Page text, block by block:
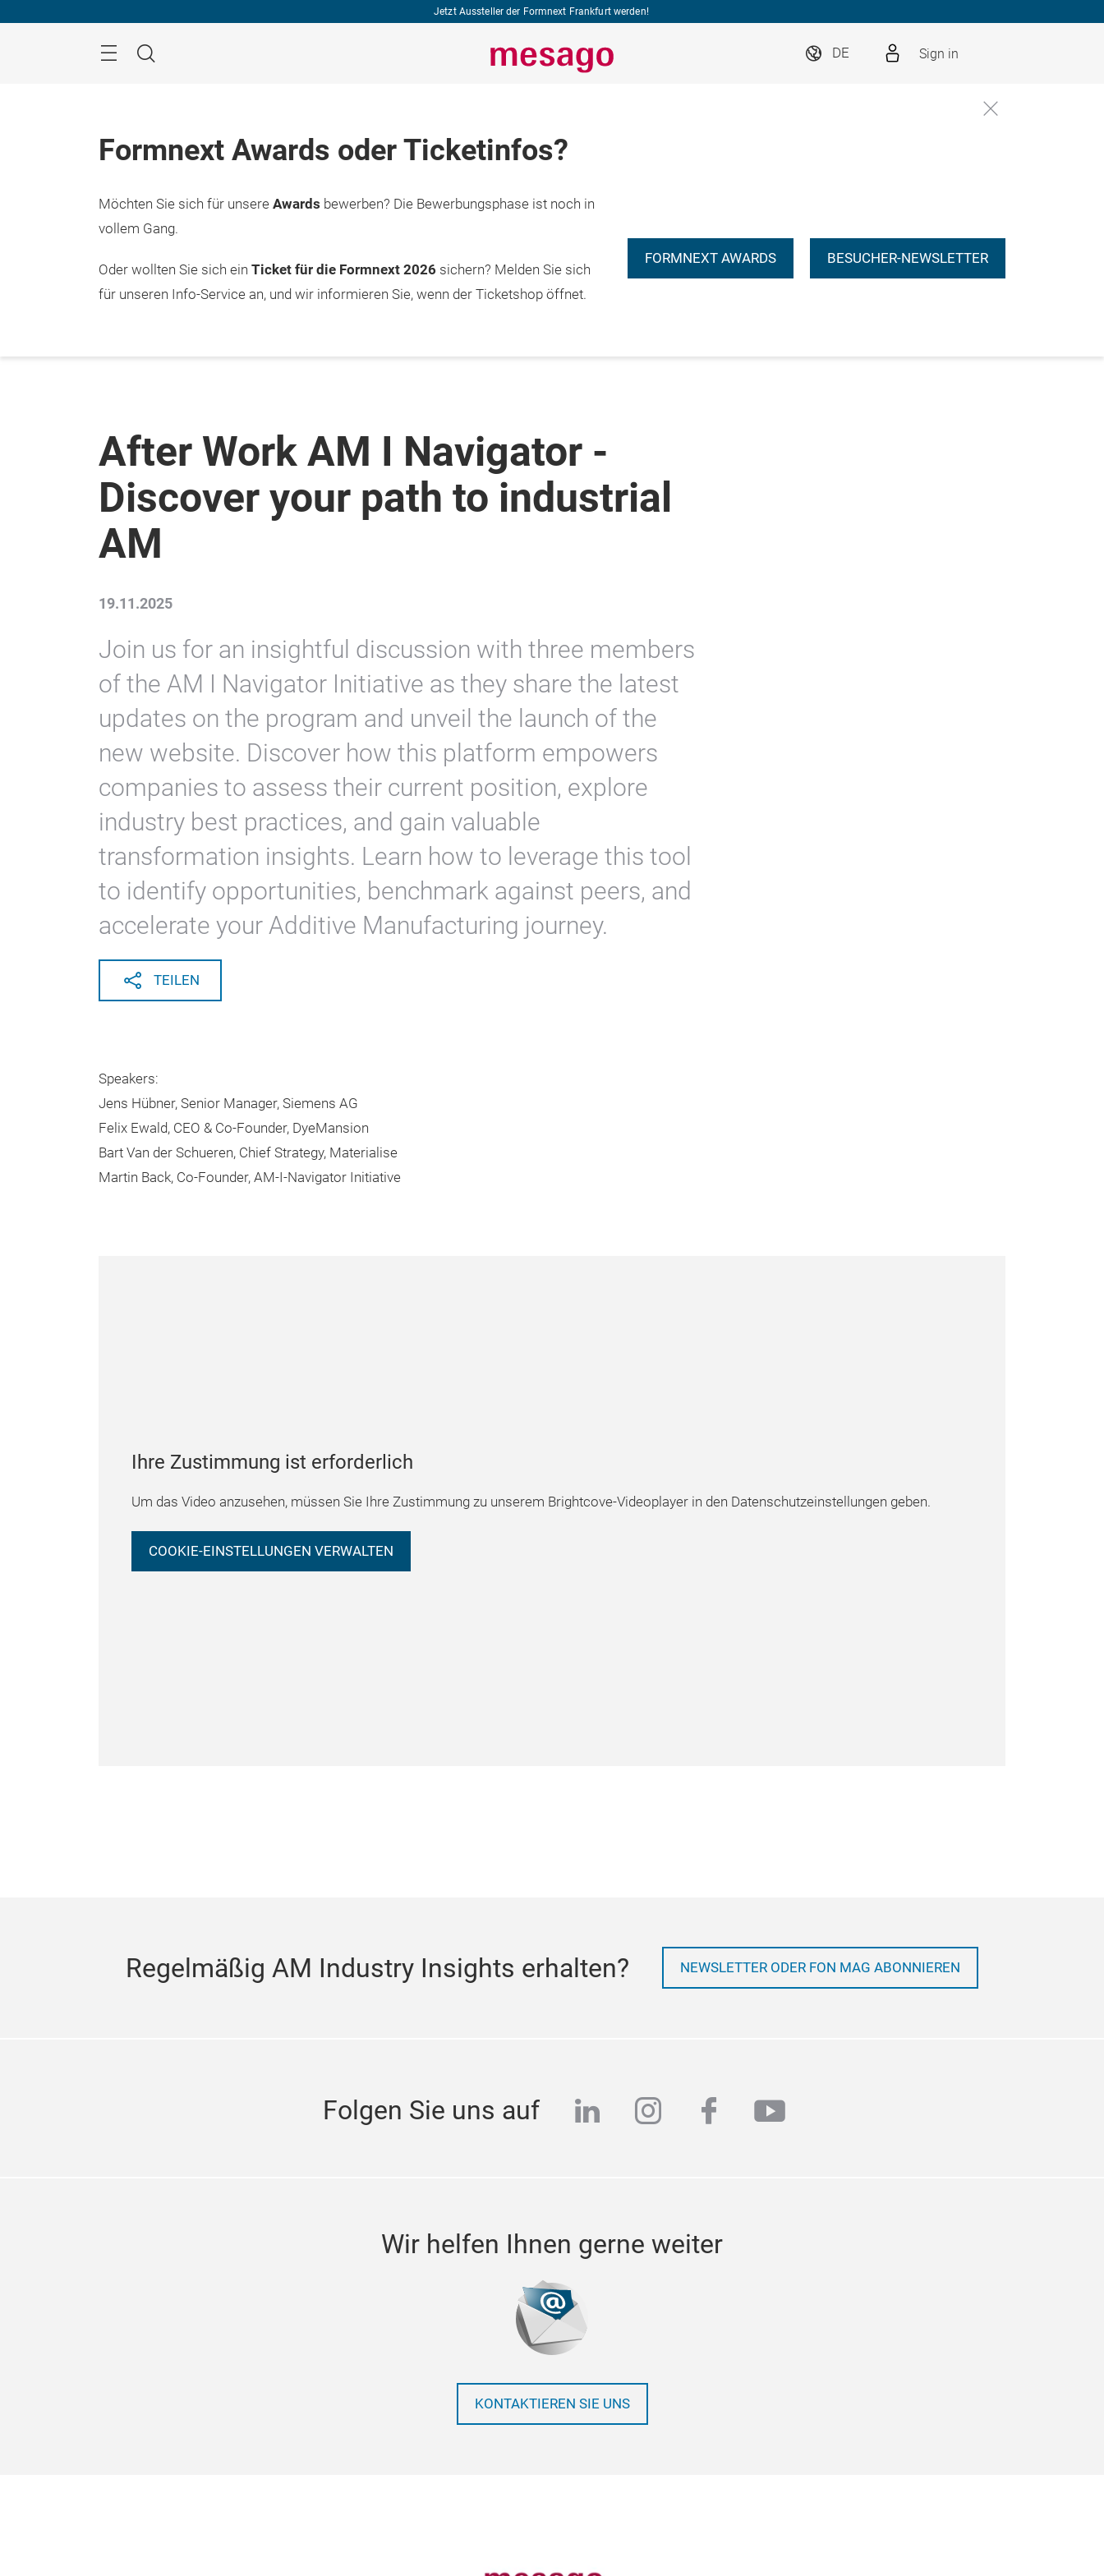
Jetzt Aussteller der Formnext Frankfurt werden!
Suche
DE Sign in
Formnext Awards oder Ticketinfos?
Möchten Sie sich für unsere Awards bewerben? Die Bewerbungsphase ist noch in
vollem Gang.
Oder wollten Sie sich ein Ticket für die Formnext 2026 sichern? Melden Sie sich
für unseren Info-Service an, und wir informieren Sie, wenn der Ticketshop öffnet.
FORMNEXT AWARDS BESUCHER-NEWSLETTER
After Work AM I Navigator -
Discover your path to industrial
AM
19.11.2025
Join us for an insightful discussion with three members
of the AM I Navigator Initiative as they share the latest
updates on the program and unveil the launch of the
new website. Discover how this platform empowers
companies to assess their current position, explore
industry best practices, and gain valuable
transformation insights. Learn how to leverage this tool
to identify opportunities, benchmark against peers, and
accelerate your Additive Manufacturing journey.
TEILEN
Speakers:
Jens Hübner, Senior Manager, Siemens AG
Felix Ewald, CEO & Co-Founder, DyeMansion
Bart Van der Schueren, Chief Strategy, Materialise
Martin Back, Co-Founder, AM-I-Navigator Initiative
Ihre Zustimmung ist erforderlich
Um das Video anzusehen, müssen Sie Ihre Zustimmung zu unserem Brightcove-Videoplayer in den Datenschutzeinstellungen geben.
COOKIE-EINSTELLUNGEN VERWALTEN
Regelmäßig AM Industry Insights erhalten? NEWSLETTER ODER FON MAG ABONNIEREN
Folgen Sie uns auf linkedininstagram
facebook
youtube
Wir helfen Ihnen gerne weiter
KONTAKTIEREN SIE UNS